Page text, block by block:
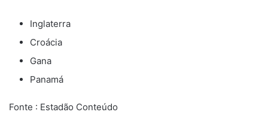
Inglaterra
Croácia
Gana
Panamá
Fonte : Estadão Conteúdo